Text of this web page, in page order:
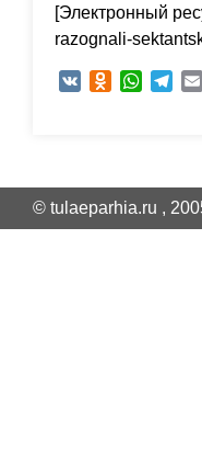
[Электронный
razognali-
VK Odnoklassniki
© tulaeparhia.ru ,